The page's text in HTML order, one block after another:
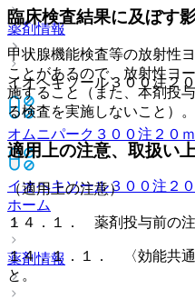
薬剤情報
イオヘキソール３００注２
オムニパーク３００注２０ｍ
イオヘキソール３００注２
ホーム
薬剤情報
臨床検査結果に及ぼす
甲状腺機能検査等の放射性
ことがあるので、放射性ヨ
施すること（また、本剤投
る検査を実施しないこと）。
適用上の注意、取扱い
（適用上の注意）
１４．１． 薬剤投与前の
１４．１．１． 〈効能共
と。